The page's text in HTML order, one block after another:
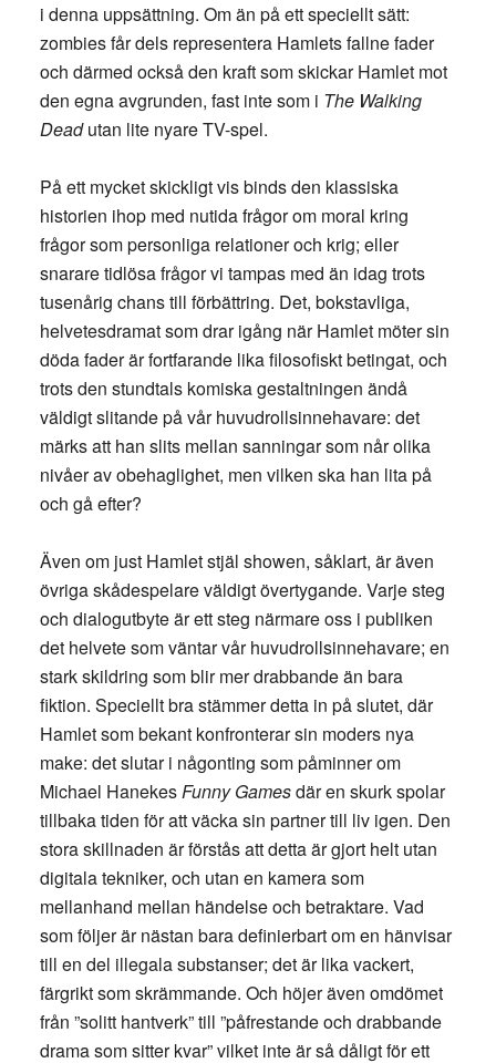
i denna uppsättning. Om än på ett speciellt sätt:
zombies får dels representera Hamlets fallne fader
och därmed också den kraft som skickar Hamlet mot
den egna avgrunden, fast inte som i The Walking
Deadutan lite nyare TV-spel.
På ett mycket skickligt vis binds den klassiska
historien ihop med nutida frågor om moral kring
frågor som personliga relationer och krig; eller
snarare tidlösa frågor vi tampas med än idag trots
tusenårig chans till förbättring. Det, bokstavliga,
helvetesdramat som drar igång när Hamlet möter sin
döda fader är fortfarande lika filosofiskt betingat, och
trots den stundtals komiska gestaltningen ändå
väldigt slitande på vår huvudrollsinnehavare: det
märks att han slits mellan sanningar som når olika
nivåer av obehaglighet, men vilken ska han lita på
och gå efter?
Även om just Hamlet stjäl showen, såklart, är även
övriga skådespelare väldigt övertygande. Varje steg
och dialogutbyte är ett steg närmare oss i publiken
det helvete som väntar vår huvudrollsinnehavare; en
stark skildring som blir mer drabbande än bara
fiktion. Speciellt bra stämmer detta in på slutet, där
Hamlet som bekant konfronterar sin moders nya
make: det slutar i någonting som påminner om
Michael HanekesFunny Gamesdär en skurk spolar
tillbaka tiden för att väcka sin partner till liv igen. Den
stora skillnaden är förstås att detta är gjort helt utan
digitala tekniker, och utan en kamera som
mellanhand mellan händelse och betraktare. Vad
som följer är nästan bara definierbart om en hänvisar
till en del illegala substanser; det är lika vackert,
färgrikt som skrämmande. Och höjer även omdömet
från ”solitt hantverk” till ”påfrestande och drabbande
drama som sitter kvar” vilket inte är så dåligt för ett